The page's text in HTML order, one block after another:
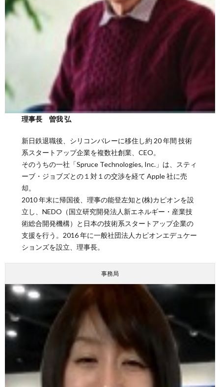
理事長 曽我 弘
新日鉄退職後、シリコンバレーに移住し約 20 年間 技術
系スタートアップ企業を複数社創業、CEO。
そのうちの一社「Spruce Technologies, Inc.」は、スティ
ーブ・ジョブズとの１対１の交渉を経て Apple 社に売
却。
2010 年末に帰国後、理事の能登左知と(株)カピオンを設
立し、NEDO（国立研究開発法人新エネルギー・産業技
術総合開発機構）と日本の技術系スタートアップ企業の
支援を行う。2016 年に一般社団法人カピオンエデュケー
ションズを設立、理事長。
事務局